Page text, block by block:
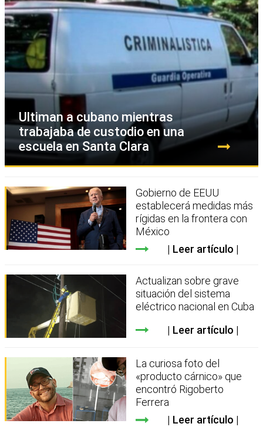
Ultiman a cubano mientras
trabajaba de custodio en una
escuela en Santa Clara
Gobierno de EEUU
establecerá medidas más
rígidas en la frontera con
México
Leer artículo
Actualizan sobre grave
situación del sistema
eléctrico nacional en Cuba
Leer artículo
La curiosa foto del
«producto cárnico» que
encontró Rigoberto
Ferrera
Leer artículo